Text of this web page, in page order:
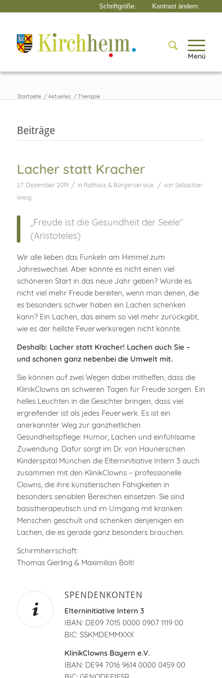
Menü
Startseite / Aktuelles / Therapie
Beiträge
Lacher statt Kracher
27. Dezember 2019 / in Rathaus & Bürgerservice / von Sebastian
Weig
„Freude ist die Gesundheit der Seele“
(Aristoteles)
Wir alle lieben das Funkeln am Himmel zum
Jahreswechsel. Aber könnte es nicht einen viel
schöneren Start in das neue Jahr geben? Würde es
nicht viel mehr Freude bereiten, wenn man denen, die
es besonders schwer haben ein Lachen schenken
kann? Ein Lachen, das einem so viel mehr zurückgibt,
wie es der hellste Feuerwerksregen nicht könnte.
Deshalb: Lacher statt Kracher! Lachen auch Sie –
und schonen ganz nebenbei die Umwelt mit.
Sie können auf zwei Wegen dabei mithelfen, dass die
KlinikClowns an schweren Tagen für Freude sorgen. Ein
helles Leuchten in die Gesichter bringen, dass viel
ergreifender ist als jedes Feuerwerk. Es ist ein
anerkannter Weg zur ganzheitlichen
Gesundheitspflege: Humor, Lachen und einfühlsame
Zuwendung. Dafür sorgt im Dr. von Haunerschen
Kinderspital München die Elterninitiative Intern 3 auch
zusammen mit den KlinikClowns – professionelle
Clowns, die ihre künstlerischen Fähigkeiten in
besonders sensiblen Bereichen einsetzen. Sie sind
basistherapeutisch und im Umgang mit kranken
Menschen geschult und schenken denjenigen ein
Lachen, die es gerade ganz besonders brauchen.
Schirmherrschaft:
Thomas Gierling & Maximilian Böltl
SPENDENKONTEN
Elterninitiative Intern 3
IBAN: DE09 7015 0000 0907 1119 00
BIC: SSKMDEMMXXX
KlinikClowns Bayern e.V.
IBAN: DE94 7016 9614 0000 0459 00